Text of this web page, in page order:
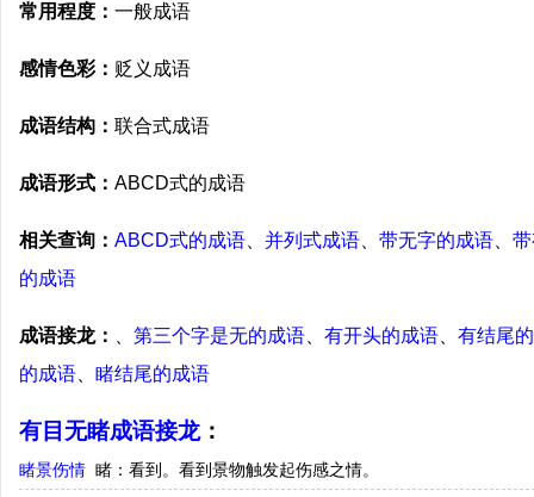
常用程度： 一般成语
感情色彩： 贬义成语
成语结构： 联合式成语
成语形式： ABCD式的成语
相关查询： ABCD式的成语 并列式成语 带无字的成语
的成语
成语接龙： 第三个字是无的成语 有开头的成语
有结尾
的成语
睹结尾的成语
有目无睹成语接龙：
睹景伤情 睹：看到。看到景物触发起伤感之情。